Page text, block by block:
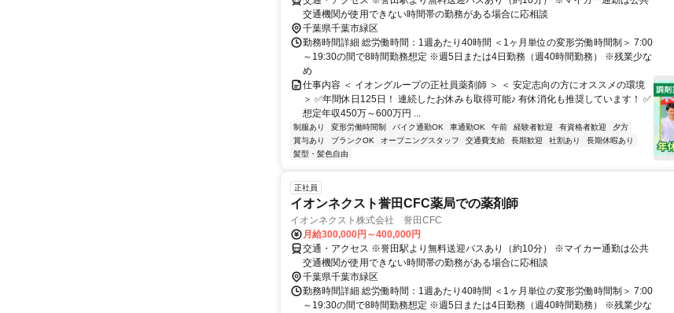
交通機関が使用できない時間帯の勤務がある場合に応相談
千葉県千葉市緑区
勤務時間詳細 総労働時間：1週あたり40時間 ＜1ヶ月単位の変形労働時間制＞ 7:00
～19:30の間で8時間勤務想定 ※週5日または4日勤務（週40時間勤務） ※残業少な
め
仕事内容 ＜ イオングループの正社員薬剤師 ＞ ＜ 安定志向の方にオススメの環境
＞ ✅年間休日125日！ 連続したお休みも取得可能♪ 有休消化も推奨しています！ ✅
想定年収450万～600万円 ...
制服あり 変形労働時間制 バイク通勤OK 車通勤OK 午前 経験者歓迎 有資格者歓迎
夕方
賞与あり
ブランクOK オープニングスタッフ 交通費支給 長期歓迎 社割あり
長期休暇あり
髪型・髪色自由
正社員
イオンネクスト誉田CFC薬局での薬剤師
イオンネクスト株式会社 誉田CFC
月給300,000円～400,000円
交通・アクセス ※誉田駅より無料送迎バスあり（約10分） ※マイカー通勤は公共
交通機関が使用できない時間帯の勤務がある場合に応相談
千葉県千葉市緑区
勤務時間詳細 総労働時間：1週あたり40時間 ＜1ヶ月単位の変形労働時間制＞ 7:00
～19:30の間で8時間勤務想定 ※週5日または4日勤務（週40時間勤務） ※残業少な